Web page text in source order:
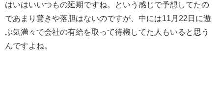
はいはいいつもの延期ですね。という感じで予想してたの
であまり驚きや落胆はないのですが、中には11月22日に遊
ぶ気満々で会社の有給を取って待機してた人もいると思う
んですよね。